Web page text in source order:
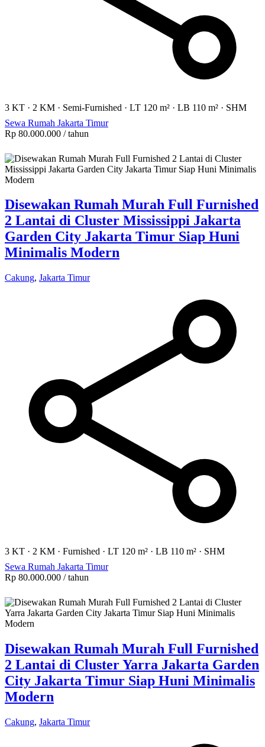
3 KT · 2 KM · Semi-Furnished · LT 120 m² · LB 110 m² · SHM
Sewa Rumah Jakarta Timur
Rp 80.000.000 / tahun
Disewakan Rumah Murah Full Furnished
2 Lantai di Cluster Mississippi Jakarta
Garden City Jakarta Timur Siap Huni
Minimalis Modern
Cakung, Jakarta Timur
3 KT · 2 KM · Furnished · LT 120 m² · LB 110 m² · SHM
Sewa Rumah Jakarta Timur
Rp 80.000.000 / tahun
Disewakan Rumah Murah Full Furnished
2 Lantai di Cluster Yarra Jakarta Garden
City Jakarta Timur Siap Huni Minimalis
Modern
Cakung, Jakarta Timur